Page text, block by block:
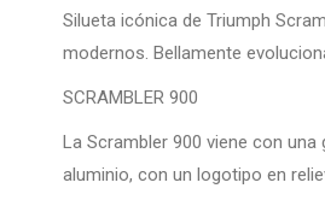
Silueta icónica de Triumph
modernos. Bellamente
SCRAMBLER 900
La Scrambler 900 viene con
aluminio, con un logotipo en